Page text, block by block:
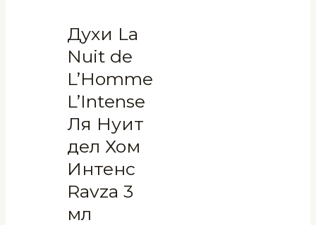
Духи La
Nuit de
L’Homme
L’Intense
Ля Нуит
дел Хом
Интенс
Ravza 3
мл